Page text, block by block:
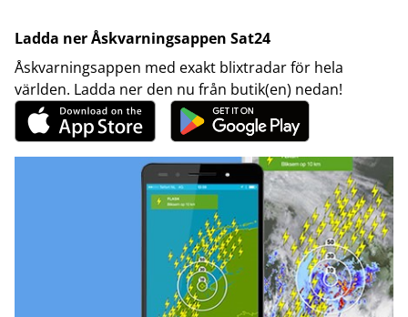
Ladda ner Åskvarningsappen Sat24
Åskvarningsappen med exakt blixtradar för hela
världen. Ladda ner den nu från butik(en) nedan!